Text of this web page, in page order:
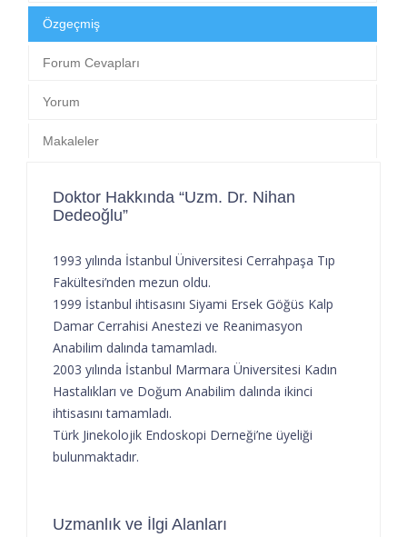
Özgeçmiş
Forum Cevapları
Yorum
Makaleler
Doktor Hakkında “Uzm. Dr. Nihan
Dedeoğlu”
1993 yılında İstanbul Üniversitesi Cerrahpaşa Tıp
Fakültesi’nden mezun oldu.
1999 İstanbul ihtisasını Siyami Ersek Göğüs Kalp
Damar Cerrahisi Anestezi ve Reanimasyon
Anabilim dalında tamamladı.
2003 yılında İstanbul Marmara Üniversitesi Kadın
Hastalıkları ve Doğum Anabilim dalında ikinci
ihtisasını tamamladı.
Türk Jinekolojik Endoskopi Derneği’ne üyeliği
bulunmaktadır.
Uzmanlık ve İlgi Alanları